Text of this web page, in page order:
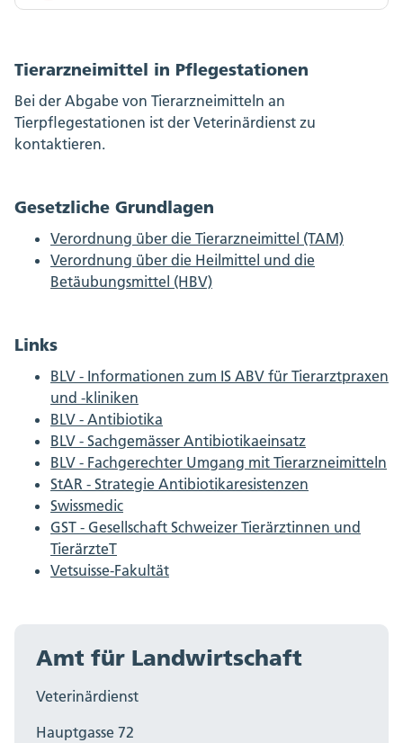
Tierarzneimittel in Pflegestationen
Bei der Abgabe von Tierarzneimitteln an
Tierpflegestationen ist der Veterinärdienst zu
kontaktieren.
Gesetzliche Grundlagen
Verordnung über die Tierarzneimittel (TAM)
Verordnung über die Heilmittel und die
Betäubungsmittel (HBV)
Links
BLV - Informationen zum IS ABV für Tierarztpraxen
und -kliniken
BLV - Antibiotika
BLV - Sachgemässer Antibiotikaeinsatz
BLV - Fachgerechter Umgang mit Tierarzneimitteln
StAR - Strategie Antibiotikaresistenzen
Swissmedic
GST - Gesellschaft Schweizer Tierärztinnen und
TierärzteT
Vetsuisse-Fakultät
Amt für Landwirtschaft
Veterinärdienst
Hauptgasse 72